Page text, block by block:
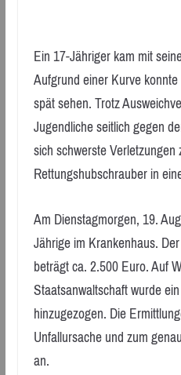
Ein 17-Jähriger kam mit
Aufgrund einer Kurve
spät sehen. Trotz
Jugendliche seitlich gegen
sich schwerste
Rettungshubschrauber in
Am Dienstagmorgen, 19.
Jährige im Krankenhaus.
beträgt ca. 2.500 Euro. Auf
Staatsanwaltschaft wurde
hinzugezogen. Die
Unfallursache und zum
an.